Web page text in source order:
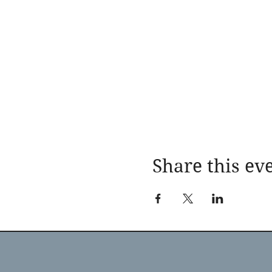
Share this